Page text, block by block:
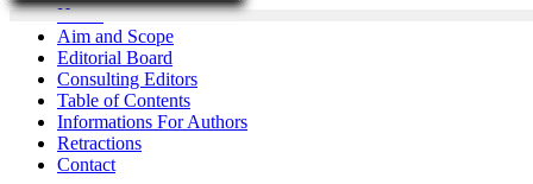
Home
Aim and Scope
Editorial Board
Consulting Editors
Table of Contents
Informations For Authors
Retractions
Contact